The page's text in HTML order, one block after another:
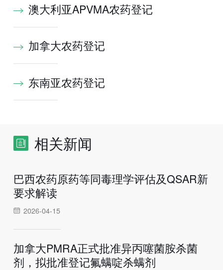
澳大利亚APVMA农药登记
加拿大农药登记
东南亚农药登记
相关新闻
巴西农药原药等同毒理学评估及QSAR新
要求解读
2026-04-15
加拿大PMRA正式批准异丙噻菌胺杀菌
剂，拟批准登记氟螨啶杀螨剂